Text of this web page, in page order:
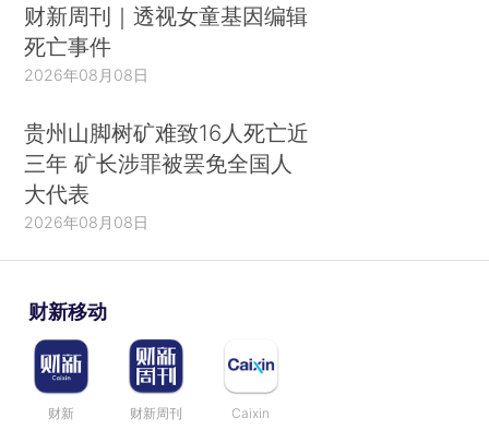
财新周刊｜透视女童基因编辑
死亡事件
2026年08月08日
贵州山脚树矿难致16人死亡近
三年 矿长涉罪被罢免全国人
大代表
2026年08月08日
财新移动
财新 财新周刊 Caixin